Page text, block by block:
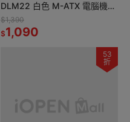
DLM22 白色 M-ATX 電腦機殼
機箱 (不含風扇)
$1,390
$1,090
53
折